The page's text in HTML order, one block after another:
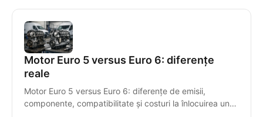
Motor Euro 5 versus Euro 6: diferențe
reale
Motor Euro 5 versus Euro 6: diferențe de emisii,
componente, compatibilitate și costuri la înlocuirea unui